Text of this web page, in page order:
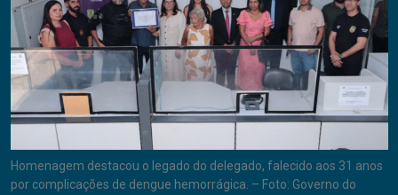
Homenagem destacou o legado do delegado, falecido aos 31 anos
por complicações de dengue hemorrágica. – Foto: Governo do